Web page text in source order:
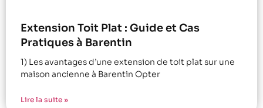
Extension Toit Plat : Guide et Cas
Pratiques à Barentin
1) Les avantages d’une extension de toit plat sur une
maison ancienne à Barentin Opter
Lire la suite »